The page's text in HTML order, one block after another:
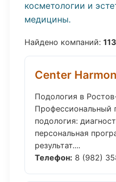
косметологии и
медицины.
Найдено компаний:
Center
Подология в
Профессиональный
подология:
персональная
результат....
Телефон: 8 (982)